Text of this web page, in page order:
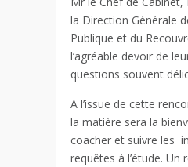
la Direction Générale
Publique et du
l’agréable devoir de
questions souvent
A l’issue de cette
la matière sera la
coacher et suivre les
requêtes à l’étude.